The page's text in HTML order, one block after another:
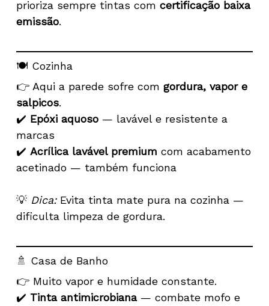
prioriza sempre tintas com certificação baixa
emissão.
🍽️ Cozinha
👉 Aqui a parede sofre com gordura, vapor e
salpicos.
✔️ Epóxi aquoso— lavável e resistente a
marcas
✔️ Acrílica lavável premium com acabamento
acetinado — também funciona
💡 Dica:Evita tinta mate pura na cozinha —
dificulta limpeza de gordura.
🚿 Casa de Banho
👉 Muito vapor e humidade constante.
✔️ Tinta antimicrobiana— combate mofo e